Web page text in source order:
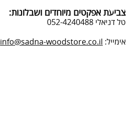
צביעת אפקטים מיוחדים ושבלונות:
טל דניאלי 052-4240488
אימייל: info@sadna-woodstore.co.il